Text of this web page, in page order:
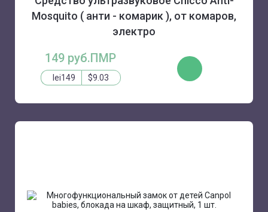
Mosquito ( анти - комарик ), от комаров,
электро
149 руб.ПМР
lei149 $9.03
КУПИТЬ